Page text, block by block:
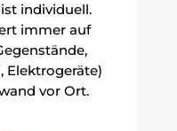
individuell.
immer auf
Elektrogeräte)
vor Ort.